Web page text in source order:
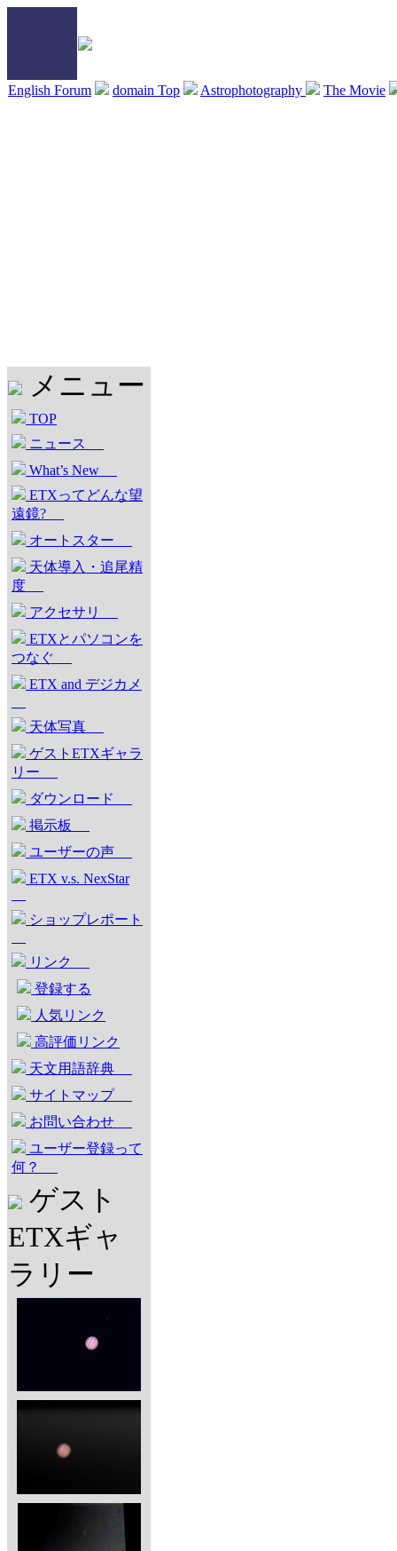
English Forum domain Top Astrophotography The Movie
メニュー
TOP
ニュース
What’s New
ETXってどんな望
遠鏡?
オートスター
天体導入・追尾精
度
アクセサリ
ETXとパソコンを
つなぐ
ETX and デジカメ
天体写真
ゲストETXギャラ
リー
ダウンロード
掲示板
ユーザーの声
ETX v.s. NexStar
ショップレポート
リンク
登録する
人気リンク
高評価リンク
天文用語辞典
サイトマップ
お問い合わせ
ユーザー登録って
何？
ゲスト
ETXギャ
ラリー